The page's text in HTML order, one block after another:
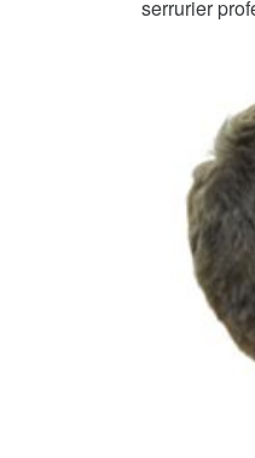
serrurier